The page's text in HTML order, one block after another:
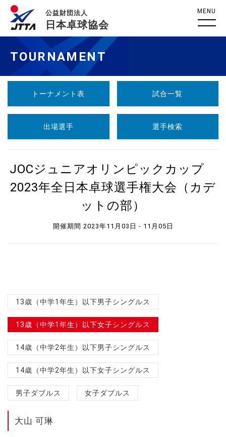
公益財団法人
日本卓球協会
MENU
TOURNAMENT
トーナメント表 試合一覧
出場選手 選手検索
JOCジュニアオリンピックカップ
2023年全日本卓球選手権大会（カデ
ットの部）
開催期間 2023年11月03日 - 11月05日
13歳（中学1年生）以下男子シングルス
13歳（中学1年生）以下女子シングルス
14歳（中学2年生）以下男子シングルス
14歳（中学2年生）以下女子シングルス
男子ダブルス 女子ダブルス
大山 可琳